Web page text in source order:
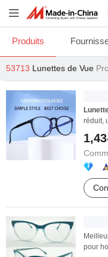
Produits
53713 Lunettes de Vue
réduit,
pour